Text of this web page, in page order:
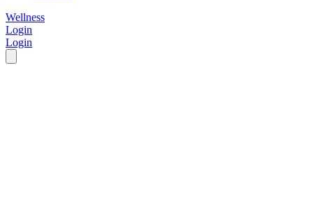
Wellness
Login
Login